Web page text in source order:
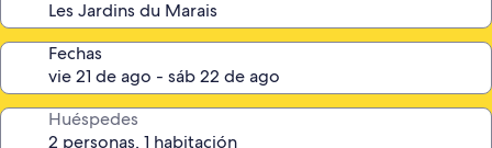
Fechas
Huéspedes